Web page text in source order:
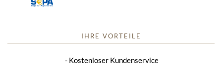
IHRE VORTEILE
Kostenloser Kundenservice